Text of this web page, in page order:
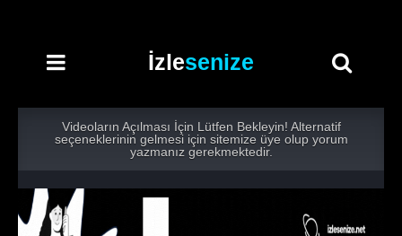
İzlesenize
Videoların Açılması İçin Lütfen Bekleyin! Alternatif
seçeneklerinin gelmesi için sitemize üye olup yorum
yazmanız gerekmektedir.